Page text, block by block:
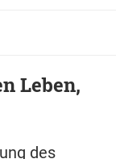
Leben,
des